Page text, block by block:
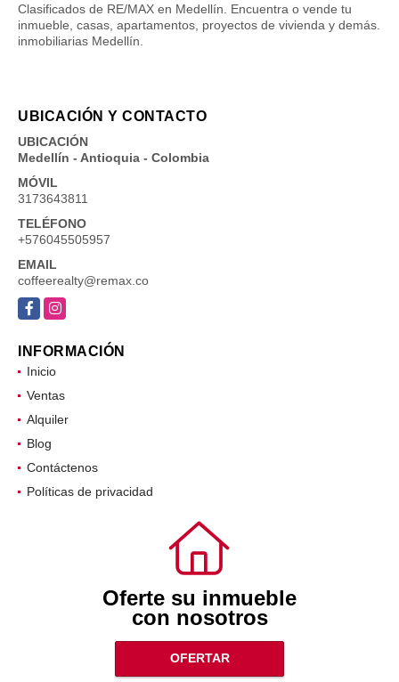
Clasificados de RE/MAX en Medellín. Encuentra o vende tu
inmueble, casas, apartamentos, proyectos de vivienda y demás.
inmobiliarias Medellín.
UBICACIÓN Y CONTACTO
UBICACIÓN
Medellín - Antioquia - Colombia
MÓVIL
3173643811
TELÉFONO
+576045505957
EMAIL
coffeerealty@remax.co
FacebookInstagram
INFORMACIÓN
Inicio
Ventas
Alquiler
Blog
Contáctenos
Políticas de privacidad
Oferte su inmueble
con nosotros
OFERTAR